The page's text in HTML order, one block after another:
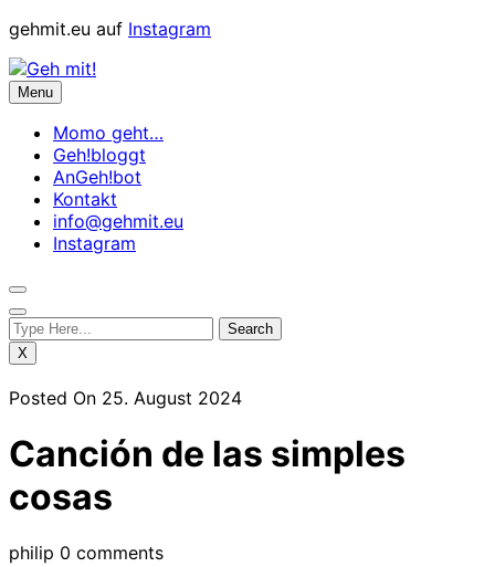
Skip
content
gehmit.eu auf Instagram
Menu
Momo geht…
Geh!bloggt
AnGeh!bot
Kontakt
info@gehmit.eu
Instagram
X
Posted On 25. August 2024
Canción de las simples
cosas
philip 0 comments